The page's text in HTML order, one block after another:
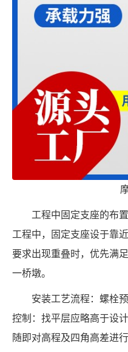
工程中固定支座的布
工程中，固定支座设于靠
要求出现重叠时，优先满
一桥墩。
安装工艺流程：螺栓
控制：找平层应略高于设
随即对高程及四角高差进